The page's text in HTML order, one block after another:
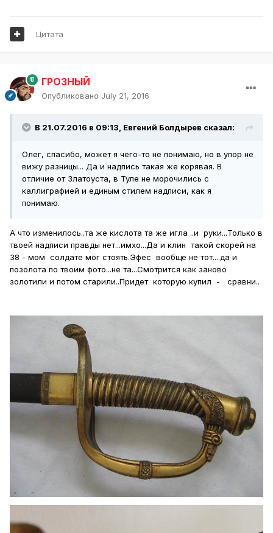
Цитата
ГРОЗНЫЙ
Опубликовано July 21, 2016
В 21.07.2016 в 09:13, Евгений Болдырев сказал:
Олег, спасибо, может я чего-то не понимаю, но в упор не
вижу разницы... Да и надпись такая же корявая. В
отличие от Златоуста, в Туле не морочились с
каллиграфией и единым стилем надписи, как я
понимаю.
А что изменилось..та же кислота та же игла ..и руки...Только в
твоей надписи правды нет...имхо...Да и клин такой скорей на
38 - мом солдате мог стоять.Эфес вообще не тот....да и
позолота по твоим фото...не та...Смотрится как заново
золотили и потом старили..Придет которую купил - сравни..